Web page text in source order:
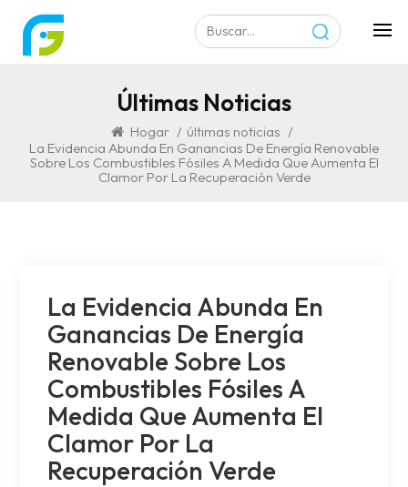
Últimas Noticias
Hogar / últimas noticias /
La Evidencia Abunda En Ganancias De Energía Renovable
Sobre Los Combustibles Fósiles A Medida Que Aumenta El
Clamor Por La Recuperación Verde
La Evidencia Abunda En
Ganancias De Energía
Renovable Sobre Los
Combustibles Fósiles A
Medida Que Aumenta El
Clamor Por La
Recuperación Verde